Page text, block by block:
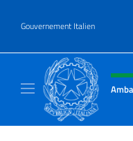
Gouvernement Italien
Site Web,